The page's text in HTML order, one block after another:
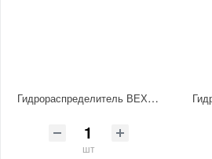
Гидрораспределитель ВЕХ16.574А Г24 НМ УХЛ4
шт